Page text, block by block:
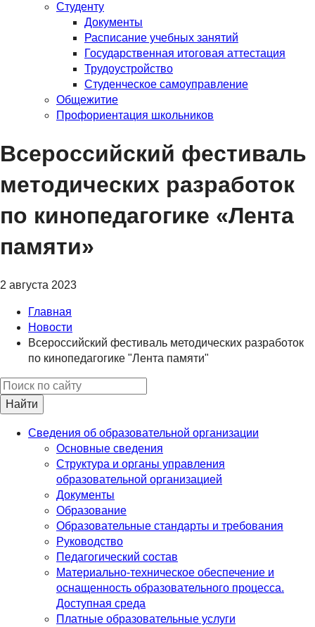
Студенту
Документы
Расписание учебных занятий
Государственная итоговая аттестация
Трудоустройство
Студенческое самоуправление
Общежитие
Профориентация школьников
Всероссийский фестиваль
методических разработок
по кинопедагогике «Лента
памяти»
2 августа 2023
Главная
Новости
Всероссийский фестиваль методических разработок
по кинопедагогике "Лента памяти"
Найти
Сведения об образовательной организации
Основные сведения
Структура и органы управления
образовательной организацией
Документы
Образование
Образовательные стандарты и требования
Руководство
Педагогический состав
Материально-техническое обеспечение и
оснащенность образовательного процесса.
Доступная среда
Платные образовательные услуги